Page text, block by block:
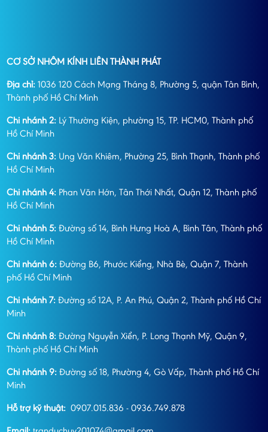
CƠ SỞ NHÔM KÍNH LIÊN THÀNH PHÁT
Địa chỉ:1036 120 Cách Mạng Tháng 8, Phường 5, quận Tân Bình,
Thành phố Hồ Chí Minh
Chi nhánh 2:Lý Thường Kiện, phường 15, TP. HCM0, Thành phố
Hồ Chí Minh
Chi nhánh 3:Ung Văn Khiêm, Phường 25, Bình Thạnh, Thành phố
Hồ Chí Minh
Chi nhánh 4:Phan Văn Hớn, Tân Thới Nhất, Quận 12, Thành phố
Hồ Chí Minh
Chi nhánh 5:Đường số 14, Bình Hưng Hoà A, Bình Tân, Thành phố
Hồ Chí Minh
Chi nhánh 6:Đường B6, Phước Kiểng, Nhà Bè, Quận 7, Thành
phố Hồ Chí Minh
Chi nhánh 7:Đường số 12A, P. An Phú, Quận 2, Thành phố Hồ Chí
Minh
Chi nhánh 8:Đường Nguyễn Xiển, P. Long Thạnh Mỹ, Quận 9,
Thành phố Hồ Chí Minh
Chi nhánh 9:Đường số 18, Phường 4, Gò Vấp, Thành phố Hồ Chí
Minh
Hỗ trợ kỹ thuật:0907.015.836 - 0936.749.878